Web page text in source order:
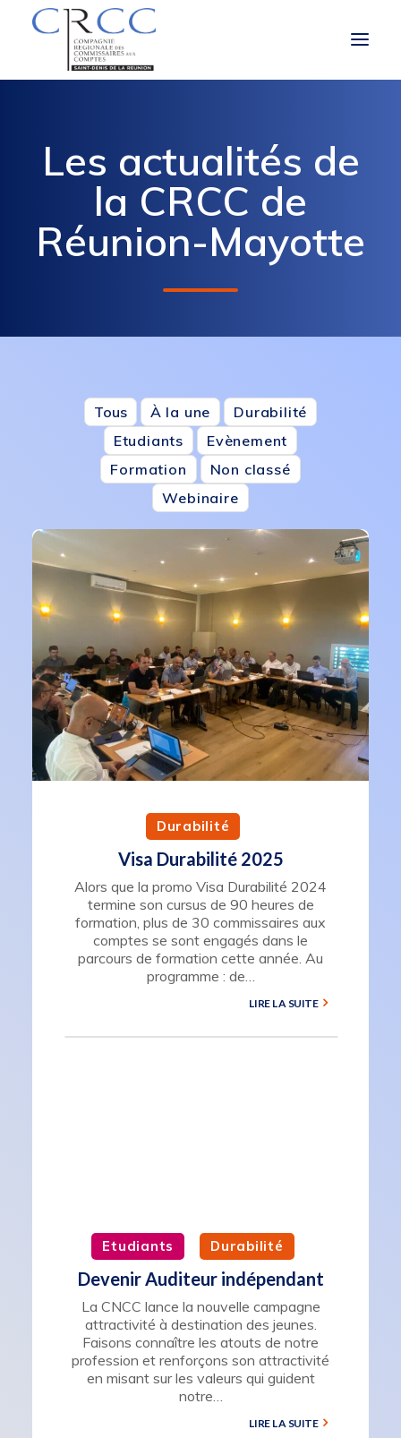
LE ROLE ET LES MISSIONS DU CAC
VOUS ÊTES
OBLIGATIONS RÉGLEMENTAIRES
Les actualités de
la CRCC de
Réunion-Mayotte
Tous À la une
Durabilité
Etudiants
Evènement
Formation
Non classé
Webinaire
Durabilité
Visa Durabilité 2025
Alors que la promo Visa Durabilité 2024
termine son cursus de 90 heures de
formation, plus de 30 commissaires aux
comptes se sont engagés dans le
parcours de formation cette année. Au
programme : de…
LIRE LA SUITE
Etudiants Durabilité
Devenir Auditeur indépendant
La CNCC lance la nouvelle campagne
attractivité à destination des jeunes.
Faisons connaître les atouts de notre
profession et renforçons son attractivité
en misant sur les valeurs qui guident
notre…
LIRE LA SUITE